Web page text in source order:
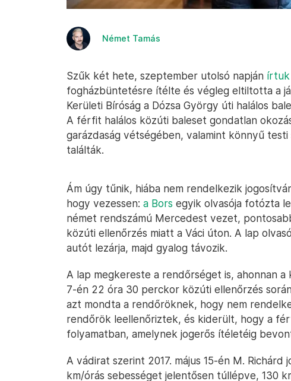
Német Tamás
Szűk két hete, szeptember utolsó napján írtuk
fogházbüntetésre ítélte és végleg eltiltotta a
Kerületi Bíróság a Dózsa György úti halálos
A férfit halálos közúti baleset gondatlan
garázdaság vétségében, valamint könnyű
találták.
Ám úgy tűnik, hiába nem rendelkezik
hogy vezessen: a Bors egyik olvasója fotózta
német rendszámú Mercedest vezet,
közúti ellenőrzés miatt a Váci úton. A lap
autót lezárja, majd gyalog távozik.
A lap megkereste a rendőrséget is, ahonnan
7-én 22 óra 30 perckor közúti ellenőrzés
azt mondta a rendőröknek, hogy nem
rendőrök leellenőriztek, és kiderült, hogy a
folyamatban, amelynek jogerős ítéletéig
A vádirat szerint 2017. május 15-én M.
km/órás sebességet jelentősen túllépve, 130